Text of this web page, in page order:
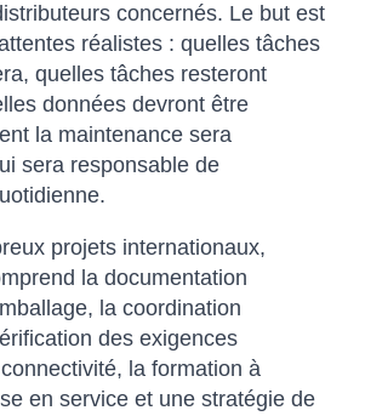
concernés. Le but est
réalistes : quelles tâches
quelles tâches resteront
données devront être
la maintenance sera
sera responsable de
projets internationaux,
la documentation
la coordination
des exigences
la formation à
en service et une stratégie de